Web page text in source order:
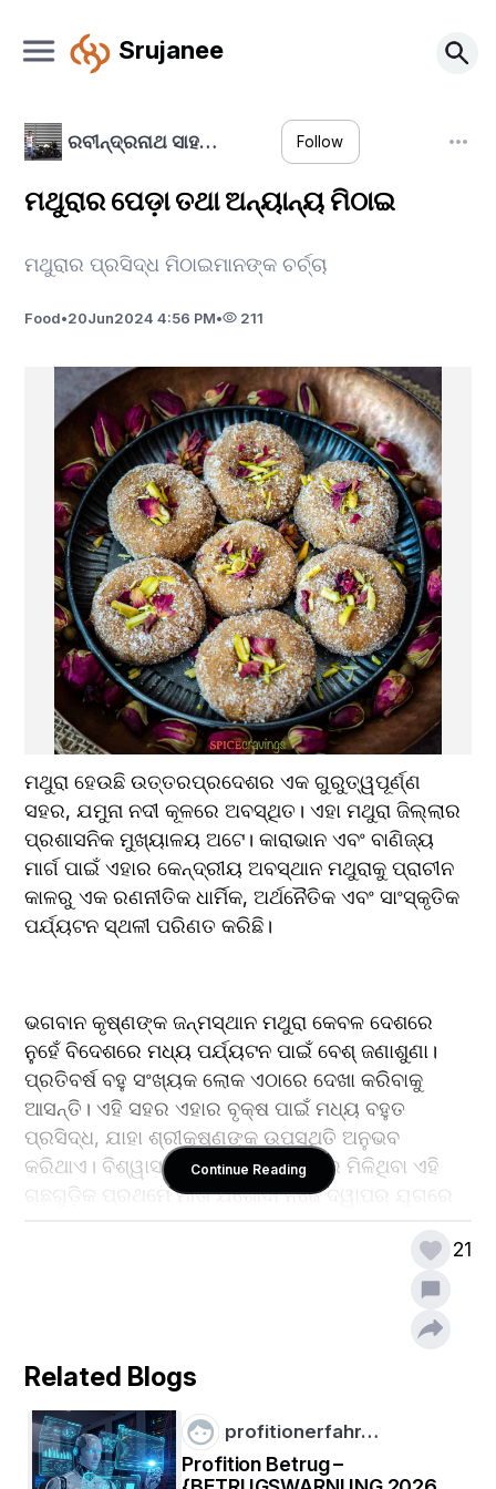
Srujanee
ରବୀନ୍ଦ୍ରନାଥ ସାହ… Follow
ମଥୁରାର ପେଡ଼ା ତଥା ଅନ୍ୟାନ୍ୟ ମିଠାଇ
ମଥୁରାର ପ୍ରସିଦ୍ଧ ମିଠାଇମାନଙ୍କ ଚର୍ଚ୍ଚା
Food•20Jun2024 4:56 PM• 211
ମଥୁରା ହେଉଛି ଉତ୍ତରପ୍ରଦେଶର ଏକ ଗୁରୁତ୍ୱପୂର୍ଣ୍ଣ
ସହର, ଯମୁନା ନଦୀ କୂଳରେ ଅବସ୍ଥିତ। ଏହା ମଥୁରା ଜିଲ୍ଲାର
ପ୍ରଶାସନିକ ମୁଖ୍ୟାଳୟ ଅଟେ। କାରାଭାନ ଏବଂ ବାଣିଜ୍ୟ
ମାର୍ଗ ପାଇଁ ଏହାର କେନ୍ଦ୍ରୀୟ ଅବସ୍ଥାନ ମଥୁରାକୁ ପ୍ରାଚୀନ
କାଳରୁ ଏକ ରଣନୀତିକ ଧାର୍ମିକ, ଅର୍ଥନୈତିକ ଏବଂ ସାଂସ୍କୃତିକ
ପର୍ଯ୍ୟଟନ ସ୍ଥଳୀ ପରିଣତ କରିଛି।
ଭଗବାନ କୃଷ୍ଣଙ୍କ ଜନ୍ମସ୍ଥାନ ମଥୁରା କେବଳ ଦେଶରେ
ନୁହେଁ ବିଦେଶରେ ମଧ୍ୟ ପର୍ଯ୍ୟଟନ ପାଇଁ ବେଶ୍ ଜଣାଶୁଣା।
ପ୍ରତିବର୍ଷ ବହୁ ସଂଖ୍ୟକ ଲୋକ ଏଠାରେ ଦେଖା କରିବାକୁ
ଆସନ୍ତି। ଏହି ସହର ଏହାର ବୃକ୍ଷ ପାଇଁ ମଧ୍ୟ ବହୁତ
ପ୍ରସିଦ୍ଧ, ଯାହା ଶ୍ରୀକୃଷ୍ଣଙ୍କ ଉପସ୍ଥିତି ଅନୁଭବ
କରିଥାଏ। ବିଶ୍ୱାସ କରାଯାଏ ଯେ ମଥୁରାରେ ମିଳିଥିବା ଏହି
ଗଛଗୁଡ଼ିକ ପ୍ରଥମେ ମାତା ଯଶୋଦା ନିଜେ ଦ୍ୱାପର ଯୁଗରେ
Continue Reading
21
Related Blogs
profitionerfahr…
Profition Betrug –